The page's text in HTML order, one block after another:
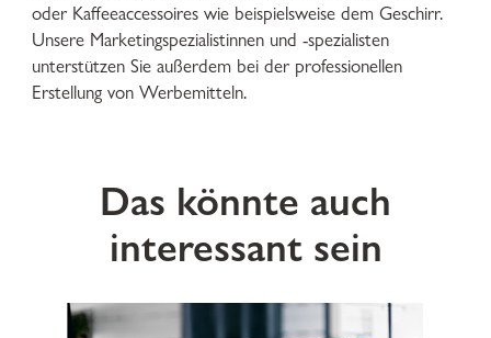
oder Kaffeeaccessoires wie beispielsweise dem Geschirr.
Unsere Marketingspezialistinnen und -spezialisten
unterstützen Sie außerdem bei der professionellen
Erstellung von Werbemitteln.
Das könnte auch
interessant sein